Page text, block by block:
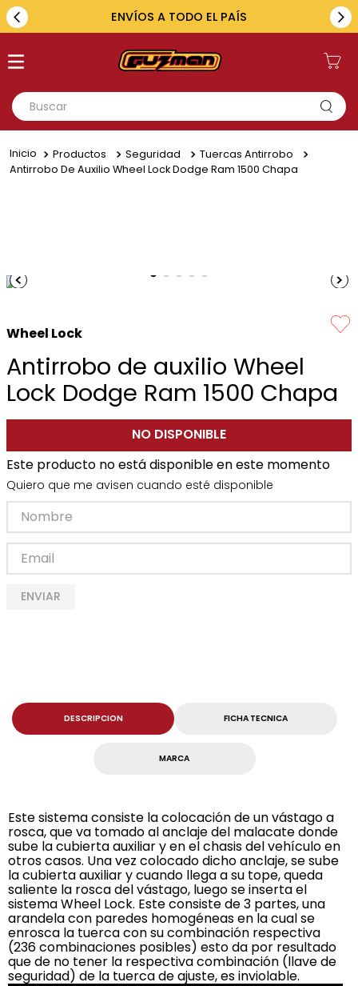
ENVÍOS A TODO EL PAÍS
Buscar
1.
toyota
5
Productos Seguridad
Tuercas Antirrobo
Antirrobo De Auxilio Wheel Lock Dodge Ram 1500 Chapa
Wheel Lock
Antirrobo de auxilio Wheel
Lock Dodge Ram 1500 Chapa
NO DISPONIBLE
Este producto no está disponible en este momento
Quiero que me avisen cuando esté disponible
ENVIAR
DESCRIPCION FICHA TECNICA
MARCA
Este sistema consiste la colocación de un vástago a
rosca, que va tomado al anclaje del malacate donde
sube la cubierta auxiliar y en el chasis del vehículo en
otros casos. Una vez colocado dicho anclaje, se sube
la cubierta auxiliar y cuando llega a su tope, queda
saliente la rosca del vástago, luego se inserta el
sistema Wheel Lock. Este consiste de 3 partes, una
arandela con paredes homogéneas en la cual se
enrosca la tuerca con su combinación respectiva
(236 combinaciones posibles) esto da por resultado
que de no tener la respectiva combinación (llave de
seguridad) de la tuerca de ajuste, es inviolable.